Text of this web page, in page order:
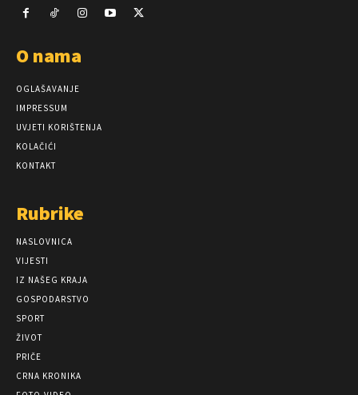
O nama
OGLAŠAVANJE
IMPRESSUM
UVJETI KORIŠTENJA
KOLAČIĆI
KONTAKT
Rubrike
NASLOVNICA
VIJESTI
IZ NAŠEG KRAJA
GOSPODARSTVO
SPORT
ŽIVOT
PRIČE
CRNA KRONIKA